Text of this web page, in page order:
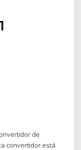
de
convertidor está